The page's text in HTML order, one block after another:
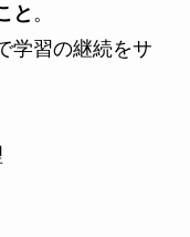
と 。
学習の継続をサ